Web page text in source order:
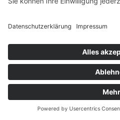
Vulkaneifel” ist